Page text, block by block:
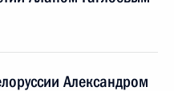
Александром